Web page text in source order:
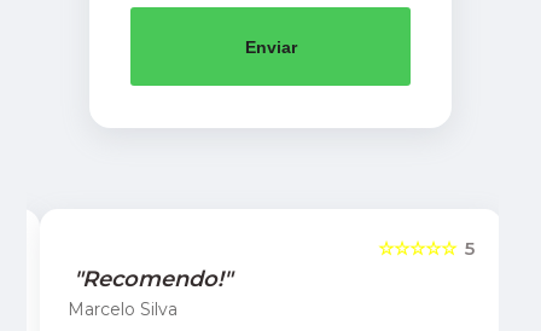
Enviar
5
☆☆☆☆☆
"Recomendo!"
Marcelo Silva